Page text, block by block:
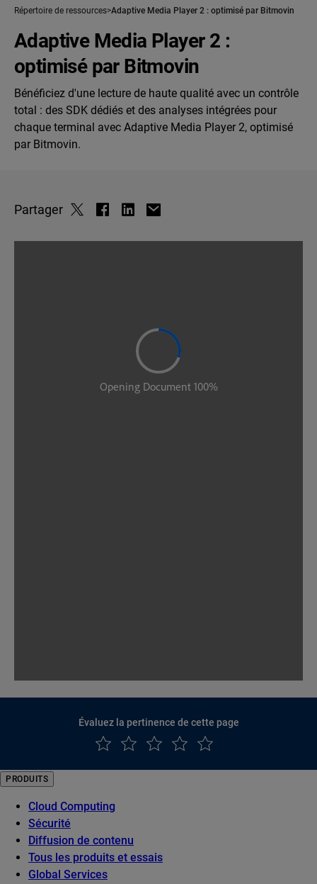
Répertoire de ressources Adaptive Media Player 2 : optimisé par Bitmovin
Adaptive Media Player 2 :
optimisé par Bitmovin
Bénéficiez d'une lecture de haute qualité avec un contrôle
total : des SDK dédiés et des analyses intégrées pour
chaque terminal avec Adaptive Media Player 2, optimisé
par Bitmovin.
Partager
Évaluez la pertinence de cette page
PRODUITS
Cloud Computing
Sécurité
Diffusion de contenu
Tous les produits et essais
Global Services